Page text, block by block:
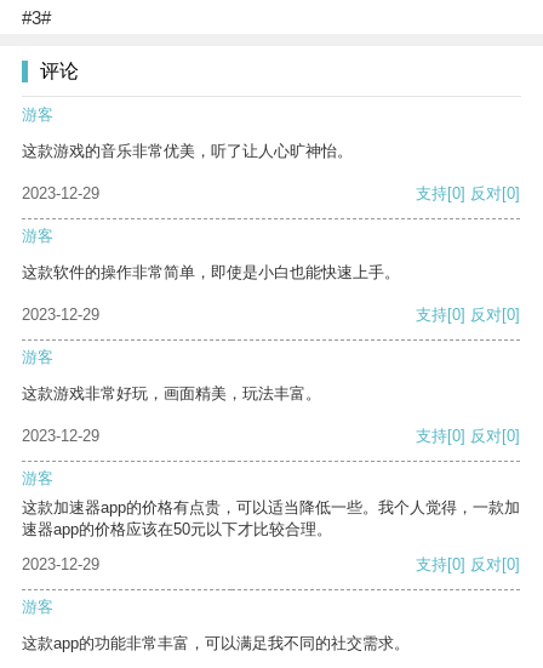
#3#
评论
游客
这款游戏的音乐非常优美，听了让人心旷神怡。
2023-12-29 支持[0] 反对[0]
游客
这款软件的操作非常简单，即使是小白也能快速上手。
2023-12-29 支持[0] 反对[0]
游客
这款游戏非常好玩，画面精美，玩法丰富。
2023-12-29 支持[0] 反对[0]
游客
这款加速器app的价格有点贵，可以适当降低一些。我个人觉得，一款加
速器app的价格应该在50元以下才比较合理。
2023-12-29
支持[0] 反对[0]
游客
这款app的功能非常丰富，可以满足我不同的社交需求。